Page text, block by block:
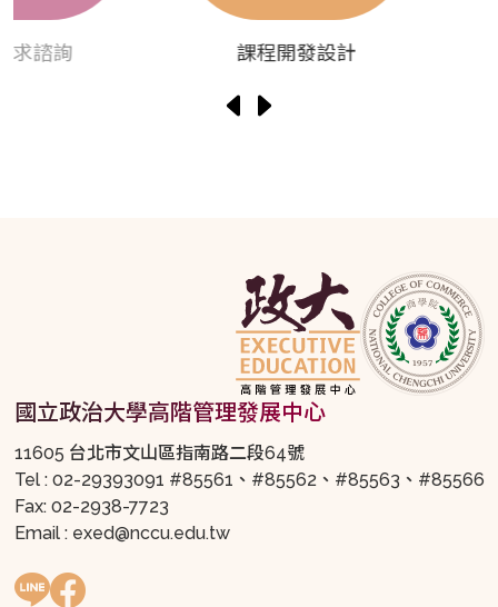
詢 課程開發設計
國立政治大學高階管理發展中心
11605 台北市文山區指南路二段64號
Tel : 02-29393091 #85561、#85562、#85563、#85566
Fax: 02-2938-7723
Email : exed@nccu.edu.tw